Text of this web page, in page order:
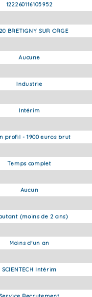
122260116105952
BRETIGNY SUR ORGE
Aucune
Industrie
Intérim
profil - 1900 euros brut
Temps complet
Aucun
(moins de 2 ans)
Moins d'un an
SCIENTECH Intérim